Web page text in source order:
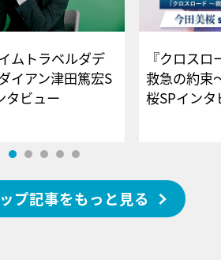
イムトラベルダデ
イアン津田篤宏S
ンタビュー
『クロス
救急の約束
桜SPイ
プ記事をもっと見る